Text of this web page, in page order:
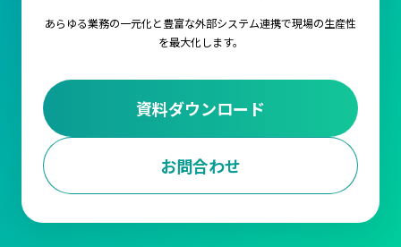
あらゆる業務の一元化と豊富な外部システム連携で現場の生産性
を最大化します。
資料ダウンロード
お問合わせ